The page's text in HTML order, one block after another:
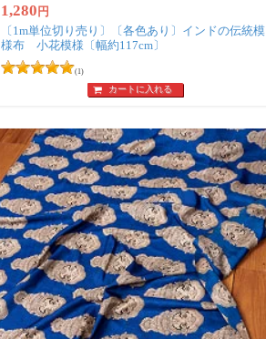
1,280 円
〔1m単位切り売り〕〔各色あり〕インドの伝統模
様布 小花模様〔幅約117cm〕
(1)
カートに入れる